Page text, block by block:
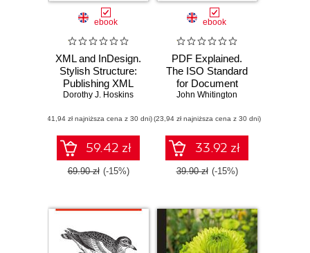
ebook
XML and InDesign.
Stylish Structure:
Publishing XML
with Adobe
Dorothy J. Hoskins
(41,94 zł najniższa cena z 30 dni)
59.42 zł
69.90 zł (-15%)
ebook
PDF Explained.
The ISO Standard
for Document
Exchange
John Whitington
(23,94 zł najniższa cena z 30 dni)
33.92 zł
39.90 zł (-15%)